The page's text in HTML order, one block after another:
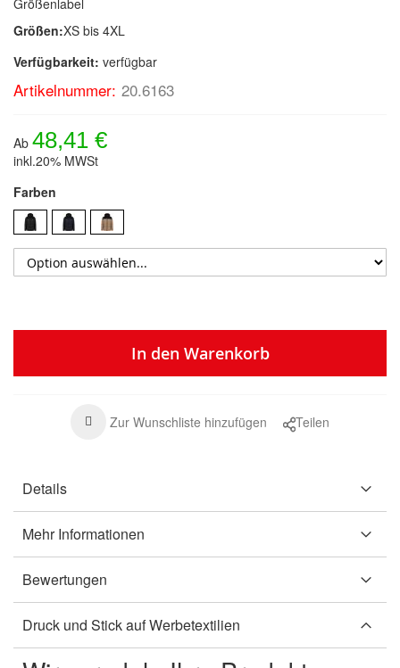
Größenlabel
Größen:XS bis 4XL
Verfügbarkeit: verfügbar
Artikelnummer: 20.6163
Ab 48,41 €
inkl.20% MWSt
Farben
In den Warenkorb
Zur Wunschliste hinzufügen Teilen
Details
Mehr Informationen
Bewertungen
Druck und Stick auf Werbetextilien